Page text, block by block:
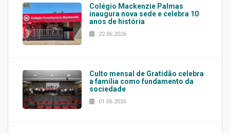
Colégio Mackenzie Palmas
inaugura nova sede e celebra 10
anos de história
22.06.2026
Culto mensal de Gratidão celebra
a família como fundamento da
sociedade
01.06.2026